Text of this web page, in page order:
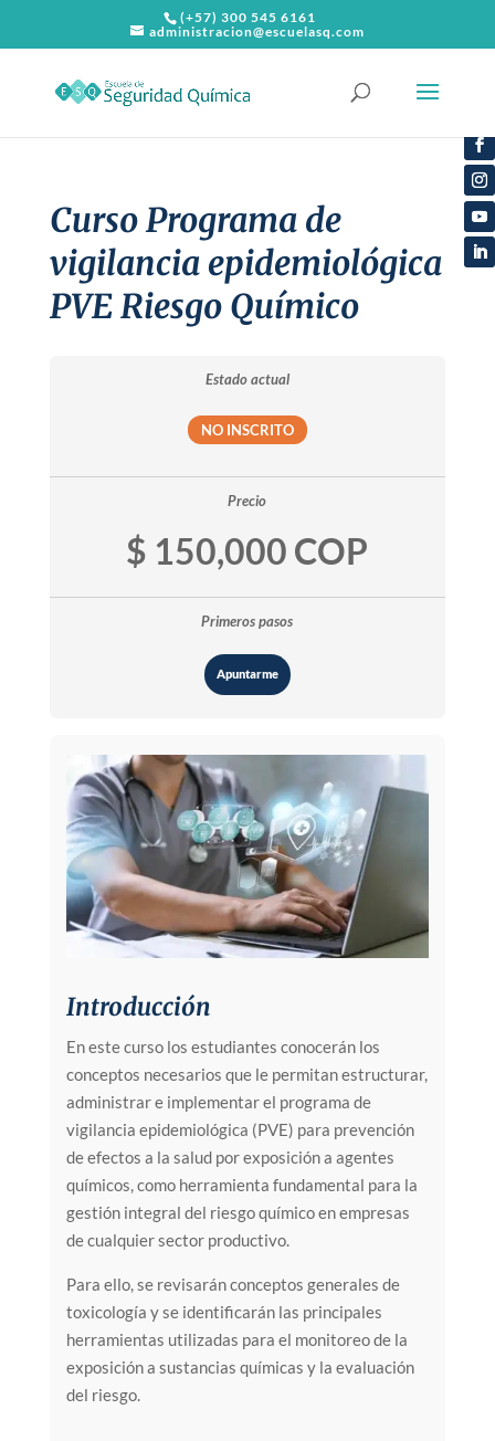
(+57) 300 545 6161
administracion@escuelasq.com
Curso Programa de
vigilancia epidemiológica
PVE Riesgo Químico
Estado actual
NO INSCRITO
Precio
$ 150,000 COP
Primeros pasos
Apuntarme
Introducción
En este curso los estudiantes conocerán los
conceptos necesarios que le permitan estructurar,
administrar e implementar el programa de
vigilancia epidemiológica (PVE) para prevención
de efectos a la salud por exposición a agentes
químicos, como herramienta fundamental para la
gestión integral del riesgo químico en empresas
de cualquier sector productivo.
Para ello, se revisarán conceptos generales de
toxicología y se identificarán las principales
herramientas utilizadas para el monitoreo de la
exposición a sustancias químicas y la evaluación
del riesgo.